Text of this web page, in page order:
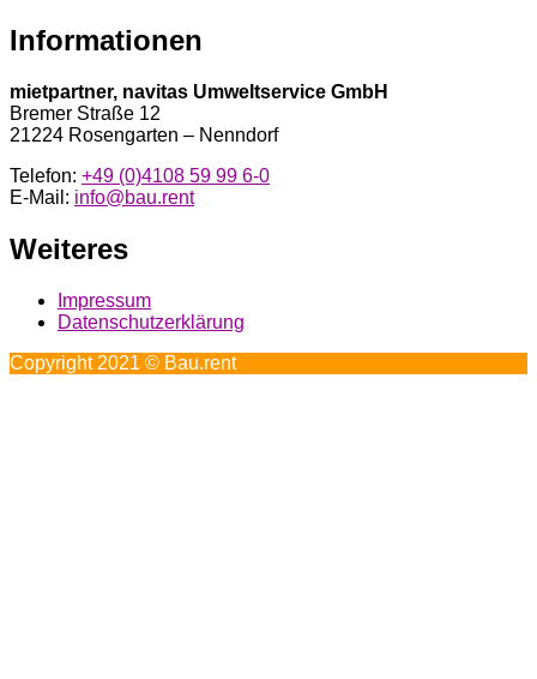
Informationen
mietpartner, navitas Umweltservice GmbH
Bremer Straße 12
21224 Rosengarten – Nenndorf
Telefon: +49 (0)4108 59 99 6-0
E-Mail: info@bau.rent
Weiteres
Impressum
Datenschutzerklärung
Copyright 2021 © Bau.rent